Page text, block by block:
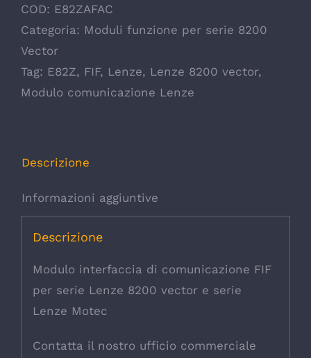
COD: E82ZAFAC
Categoria: Moduli funzione per serie 8200
Vector
Tag: E82Z, FIF, Lenze, Lenze 8200 vector,
Modulo comunicazione Lenze
Descrizione
Informazioni aggiuntive
Descrizione
Modulo interfaccia di comunicazione FIF
per serie Lenze 8200 vector e serie
Lenze Motec
Contatta il nostro ufficio commerciale